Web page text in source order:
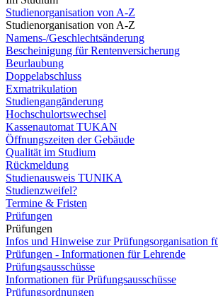
Studienorganisation von A-Z
Studienorganisation von A-Z
Namens-/Geschlechtsänderung
Bescheinigung für Rentenversicherung
Beurlaubung
Doppelabschluss
Exmatrikulation
Studiengangänderung
Hochschulortswechsel
Kassenautomat TUKAN
Öffnungszeiten der Gebäude
Qualität im Studium
Rückmeldung
Studienausweis TUNIKA
Studienzweifel?
Termine & Fristen
Prüfungen
Prüfungen
Infos und Hinweise zur Prüfungsorganisation
Prüfungen - Informationen für Lehrende
Prüfungsausschüsse
Informationen für Prüfungsausschüsse
Prüfungsordnungen